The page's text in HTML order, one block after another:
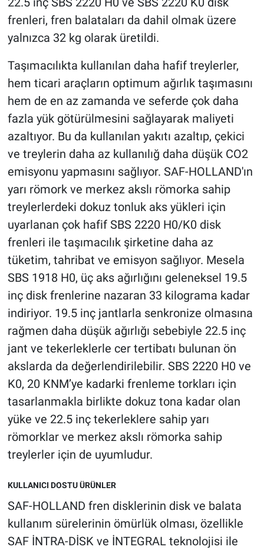
frenleri, fren balataları da dahil olmak üzere
yalnızca 32 kg olarak üretildi.
Taşımacılıkta kullanılan daha hafif treylerler,
hem ticari araçların optimum ağırlık taşımasını
hem de en az zamanda ve seferde çok daha
fazla yük götürülmesini sağlayarak maliyeti
azaltıyor. Bu da kullanılan yakıtı azaltıp, çekici
ve treylerin daha az kullanılığ daha düşük CO2
emisyonu yapmasını sağlıyor. SAF-HOLLAND'ın
yarı römork ve merkez akslı römorka sahip
treylerlerdeki dokuz tonluk aks yükleri için
uyarlanan çok hafif SBS 2220 H0/K0 disk
frenleri ile taşımacılık şirketine daha az
tüketim, tahribat ve emisyon sağlıyor. Mesela
SBS 1918 H0, üç aks ağırlığını geleneksel 19.5
inç disk frenlerine nazaran 33 kilograma kadar
indiriyor. 19.5 inç jantlarla senkronize olmasına
rağmen daha düşük ağırlığı sebebiyle 22.5 inç
jant ve tekerleklerle cer tertibatı bulunan ön
akslarda da değerlendirilebilir. SBS 2220 H0 ve
K0, 20 KNM’ye kadarki frenleme torkları için
tasarlanmakla birlikte dokuz tona kadar olan
yüke ve 22.5 inç tekerleklere sahip yarı
römorklar ve merkez akslı römorka sahip
treylerler için de uyumludur.
KULLANICI DOSTU ÜRÜNLER
SAF-HOLLAND fren disklerinin disk ve balata
kullanım sürelerinin ömürlük olması, özellikle
SAF İNTRA-DİSK ve İNTEGRAL teknolojisi ile